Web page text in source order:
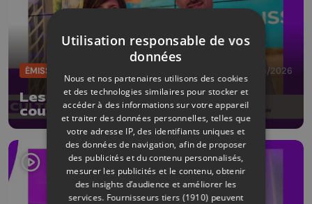
ÉMISSIONS 12/06/2026
Les 10 ans de la Boverie : les
coulisses d'une collection
Utilisation responsable de vos
données
Nous et nos partenaires utilisons des cookies
et des technologies similaires pour stocker et
accéder à des informations sur votre appareil
et traiter des données personnelles, telles que
votre adresse IP, des identifiants uniques et
des données de navigation, afin de proposer
des publicités et du contenu personnalisés,
mesurer les publicités et le contenu, obtenir
des insights d’audience et améliorer les
services. Fournisseurs tiers (1910) peuvent